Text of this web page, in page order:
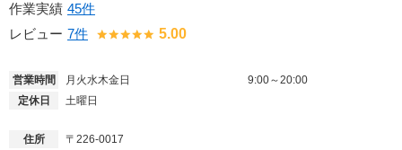
作業実績 45件
レビュー 7件 5.00
営業時間 月火水木金日
9:00～20:00
定休日
土曜日
住所
〒226-0017